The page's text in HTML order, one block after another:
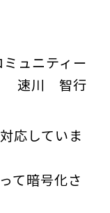
ュニティー
速川 智行
応していま
て暗号化さ